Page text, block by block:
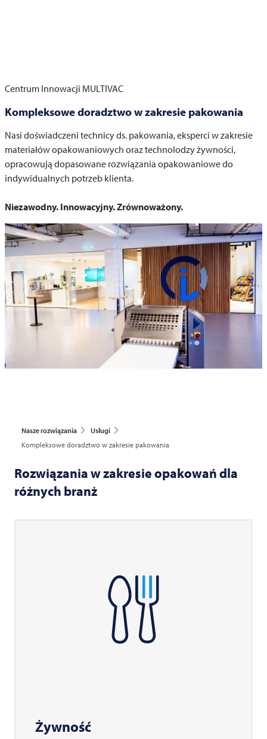
Centrum Innowacji MULTIVAC
Kompleksowe doradztwo w zakresie pakowania
Nasi doświadczeni technicy ds. pakowania, eksperci w zakresie
materiałów opakowaniowych oraz technolodzy żywności,
opracowują dopasowane rozwiązania opakowaniowe do
indywidualnych potrzeb klienta.
Niezawodny. Innowacyjny. Zrównoważony.
Nasze rozwiązania
Usługi
Kompleksowe doradztwo w zakresie pakowania
Rozwiązania w zakresie opakowań dla
różnych branż
Żywność